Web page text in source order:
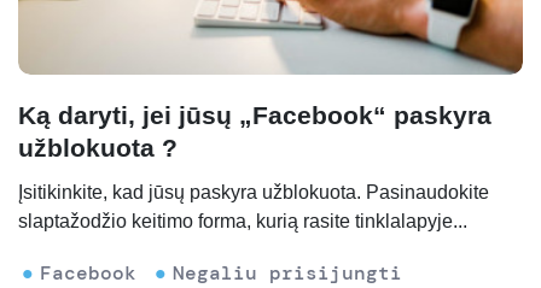
Ką daryti, jei jūsų „Facebook“ paskyra
užblokuota ?
Įsitikinkite, kad jūsų paskyra užblokuota. Pasinaudokite
slaptažodžio keitimo forma, kurią rasite tinklalapyje...
Facebook
Negaliu prisijungti